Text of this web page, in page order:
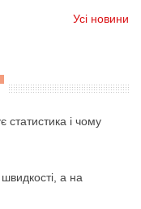
Усі новини
статистика і чому
а на